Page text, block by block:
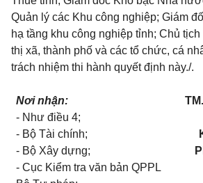
Quản lý các Khu công nghiệp; Giám
hạ tầng khu công nghiệp tỉnh; Chủ
thị xã, thành phố và các tổ chức, cá
trách nhiệm thi hành quyết định này./.
Nơi nhận:
- Như điều 4;
- Bộ Tài chính;
- Bộ Xây dựng;
- Cục Kiểm tra văn bản QPPL